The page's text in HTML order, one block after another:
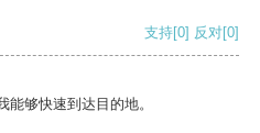
支持[0] 反对[0]
够快速到达目的地。